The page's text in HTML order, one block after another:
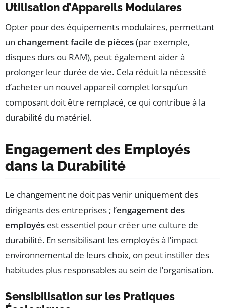
Utilisation d’Appareils Modulares
Opter pour des équipements modulaires, permettant
un changement facile de pièces(par exemple,
disques durs ou RAM), peut également aider à
prolonger leur durée de vie. Cela réduit la nécessité
d’acheter un nouvel appareil complet lorsqu’un
composant doit être remplacé, ce qui contribue à la
durabilité du matériel.
Engagement des Employés
dans la Durabilité
Le changement ne doit pas venir uniquement des
dirigeants des entreprises ; l’engagement des
employés est essentiel pour créer une culture de
durabilité. En sensibilisant les employés à l’impact
environnemental de leurs choix, on peut instiller des
habitudes plus responsables au sein de l’organisation.
Sensibilisation sur les Pratiques